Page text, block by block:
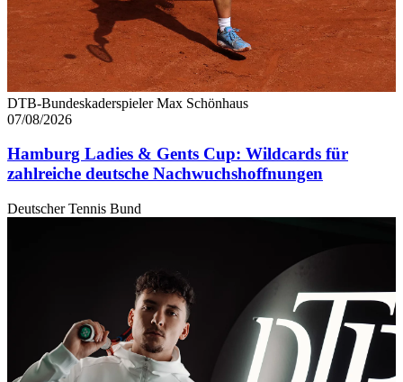
DTB-Bundeskaderspieler Max Schönhaus
07/08/2026
Hamburg Ladies & Gents Cup: Wildcards für
zahlreiche deutsche Nachwuchshoffnungen
Deutscher Tennis Bund